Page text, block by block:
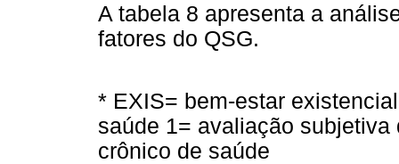
A tabela 8 apresenta a
fatores do QSG.
* EXIS= bem-estar
saúde 1= avaliação
crônico de saúde